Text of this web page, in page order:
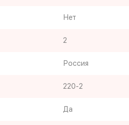
Нет
2
Россия
220-2
Да